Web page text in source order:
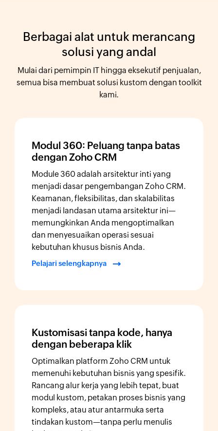
Berbagai alat untuk merancang
solusi yang andal
Mulai dari pemimpin IT hingga eksekutif penjualan,
semua bisa membuat solusi kustom dengan toolkit
kami.
Modul 360: Peluang tanpa batas
dengan Zoho CRM
Module 360 adalah arsitektur inti yang
menjadi dasar pengembangan Zoho CRM.
Keamanan, fleksibilitas, dan skalabilitas
menjadi landasan utama arsitektur ini—
memungkinkan Anda mengoptimalkan
dan menyesuaikan operasi sesuai
kebutuhan khusus bisnis Anda.
Pelajari selengkapnya
Kustomisasi tanpa kode, hanya
dengan beberapa klik
Optimalkan platform Zoho CRM untuk
memenuhi kebutuhan bisnis yang spesifik.
Rancang alur kerja yang lebih tepat, buat
modul kustom, petakan proses bisnis yang
kompleks, atau atur antarmuka serta
tindakan kustom—tanpa perlu menulis